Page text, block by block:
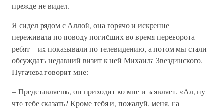
прежде не видел.
Я сидел рядом с Аллой, она горячо и искренне
переживала по поводу погибших во время переворота
ребят – их показывали по телевидению, а потом мы стали
обсуждать недавний визит к ней Михаила Звездинского.
Пугачева говорит мне:
– Представляешь, он приходит ко мне и заявляет: «Ал, ну
что тебе сказать? Кроме тебя и, пожалуй, меня, на